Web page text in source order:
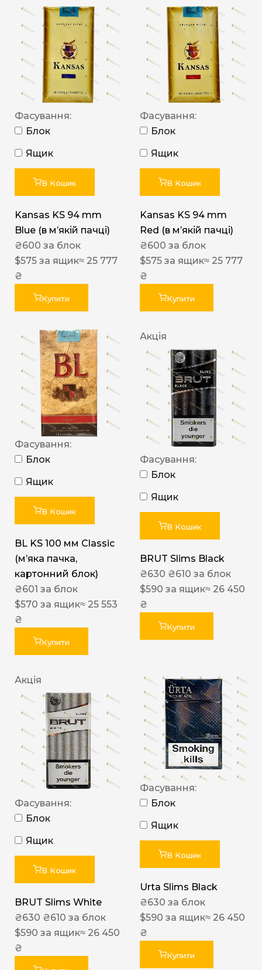
Фасування:
Блок
Ящик
В Кошик
Kansas KS 94 mm
Blue (в мʼякій пачці)
₴600 за блок
$575 за ящик≈ 25 777
₴
Купити
Фасування:
Блок
Ящик
В Кошик
Kansas KS 94 mm
Red (в мʼякій пачці)
₴600 за блок
$575 за ящик≈ 25 777
₴
Купити
Фасування:
Блок
Ящик
В Кошик
BL KS 100 мм Classic
(м’яка пачка,
картонний блок)
₴601 за блок
$570 за ящик≈ 25 553
₴
Купити
Акція
Фасування:
Блок
Ящик
В Кошик
BRUT Slims Black
₴630 ₴610 за блок
$590 за ящик≈ 26 450
₴
Купити
Акція
Фасування:
Блок
Ящик
В Кошик
BRUT Slims White
₴630 ₴610 за блок
$590 за ящик≈ 26 450
₴
Фасування:
Блок
Ящик
В Кошик
Urta Slims Black
₴630 за блок
$590 за ящик≈ 26 450
₴
Купити